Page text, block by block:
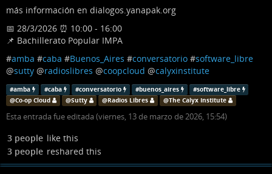
más información en dialogos.yanapak.org
📅 28/3/2026 ⏰ 10:00 - 16:00
📌 Bachillerato Popular IMPA
#amba #caba #Buenos_Aires #conversatorio #software_libre
@sutty @radioslibres @coopcloud @calyxinstitute
#amba #caba #conversatorio #buenos_aires #software_libre
@Co-op Cloud @Sutty @Radios Libres @The Calyx Institute
Esta entrada fue editada (viernes, 13 de marzo de 2026, 15:54)
3 people like this
3 people reshared this